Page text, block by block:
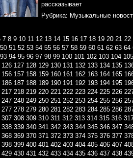
рассказывает
Рубрика: Музыкальные
7 8 9 10 11 12 13 14 15 16 17 18 19 20 21 22
50 51 52 53 54 55 56 57 58 59 60 61 62 63 64
93 94 95 96 97 98 99 100 101 102 103 104 105
126 127 128 129 130 131 132 133 134 135
156 157 158 159 160 161 162 163 164 165
186 187 188 189 190 191 192 193 194 195
217 218 219 220 221 222 223 224 225 226
247 248 249 250 251 252 253 254 255 256
277 278 279 280 281 282 283 284 285 286
307 308 309 310 311 312 313 314 315 316
338 339 340 341 342 343 344 345 346 347
368 369 370 371 372 373 374 375 376 377
398 399 400 401 402 403 404 405 406 407
429 430 431 432 433 434 435 436 437 438